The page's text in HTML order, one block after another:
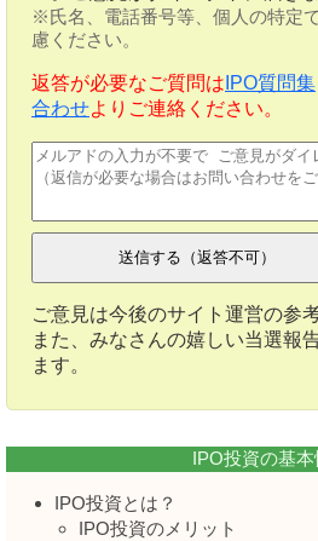
※氏名、電話番号等、個人の特定
慮ください。
返答が必要なご質問は IPO質問集
合わせよりご連絡ください。
ご意見は今後のサイト運営の参
また、みなさんの嬉しい当選報
ます。
IPO投資の基本
IPO投資とは？
IPO投資のメリット